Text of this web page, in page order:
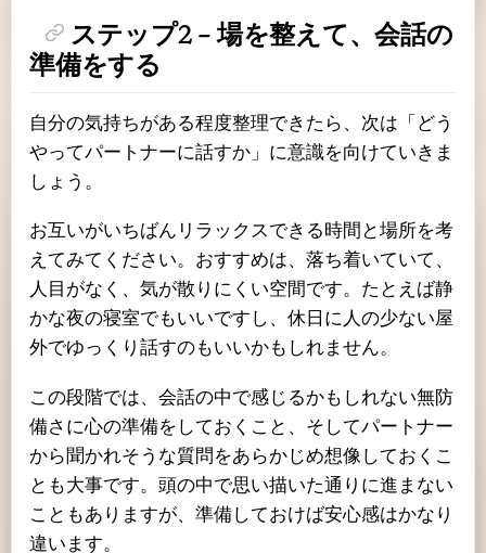
ステップ2 – 場を整えて、会話の
準備をする
自分の気持ちがある程度整理できたら、次は「どう
やってパートナーに話すか」に意識を向けていきま
しょう。
お互いがいちばんリラックスできる時間と場所を考
えてみてください。おすすめは、落ち着いていて、
人目がなく、気が散りにくい空間です。たとえば静
かな夜の寝室でもいいですし、休日に人の少ない屋
外でゆっくり話すのもいいかもしれません。
この段階では、会話の中で感じるかもしれない無防
備さに心の準備をしておくこと、そしてパートナー
から聞かれそうな質問をあらかじめ想像しておくこ
とも大事です。頭の中で思い描いた通りに進まない
こともありますが、準備しておけば安心感はかなり
違います。